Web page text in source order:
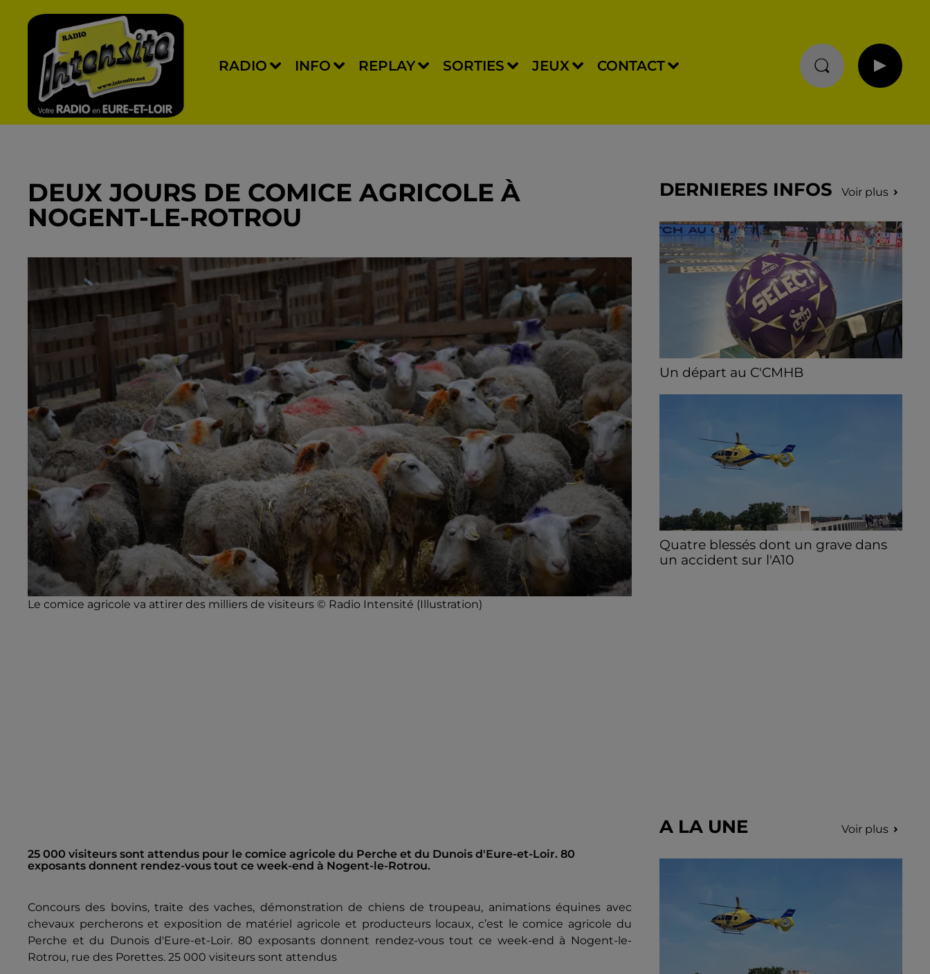
RADIO INFO REPLAY SORTIES JEUX CONTACT
DEUX JOURS DE COMICE AGRICOLE À
NOGENT-LE-ROTROU
Le comice agricole va attirer des milliers de visiteurs © Radio Intensité (Illustration)
25 000 visiteurs sont attendus pour le comice agricole du Perche et du Dunois d'Eure-et-Loir. 80
exposants donnent rendez-vous tout ce week-end à Nogent-le-Rotrou.
Concours des bovins, traite des vaches, démonstration de chiens de troupeau, animations équines avec
chevaux percherons et exposition de matériel agricole et producteurs locaux, c’est le comice agricole du
Perche et du Dunois d'Eure-et-Loir. 80 exposants donnent rendez-vous tout ce week-end à Nogent-le-
Rotrou, rue des Porettes. 25 000 visiteurs sont attendus
DERNIERES INFOS Voir plus
Un départ au C'CMHB
Quatre blessés dont un grave dans
un accident sur l'A10
A LA UNE Voir plus